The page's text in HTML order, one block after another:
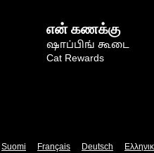
என் கணக்கு
ஷாப்பிங் கூடை
Cat Rewards
Suomi Français Deutsch